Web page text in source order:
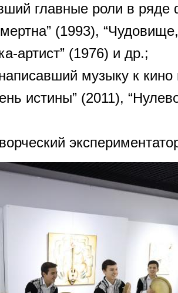
главные роли в ряде
(1993),
артист” (1976) и др.;
музыку к
истины” (2011),